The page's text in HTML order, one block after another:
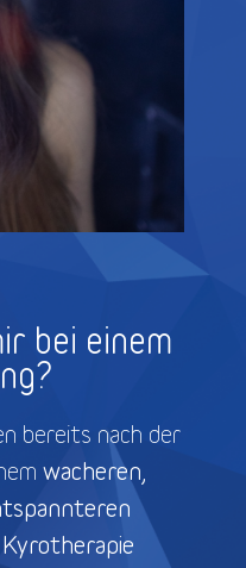
bei einem
bereits nach der
wacheren,
Kyrotherapie